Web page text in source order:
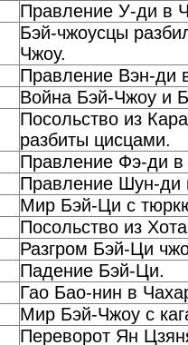
Правление У-ди в
Бэй-чжоусцы
Чжоу.
Правление Вэн-ди
Война Бэй-Чжоу и
Посольство из
разбиты цисцами.
Правление Фэ-ди в
Правление Шун-ди
Мир Бэй-Ци с
Посольство из
Разгром Бэй-Ци
Падение Бэй-Ци.
Гао Бао-нин в
Мир Бэй-Чжоу с
Переворот Ян